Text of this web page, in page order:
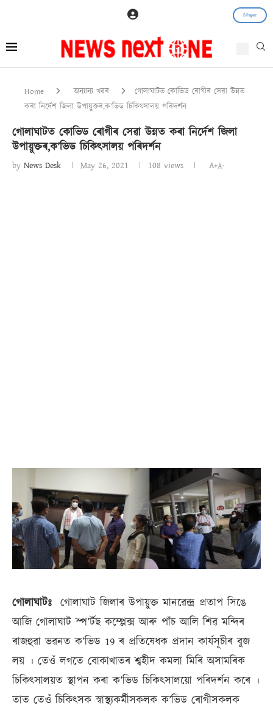
E-Paper
Home অন্যান্য খবৰ
গোলাঘাটত কোভিড ৰোগীৰ সেৱা উন্নত
কৰা নিৰ্দেশ জিলা উপায়ুক্তৰ,ক’ভিড চিকিৎসালয় পৰিদৰ্শন
গোলাঘাটত কোভিড ৰোগীৰ সেৱা উন্নত কৰা নিৰ্দেশ জিলা
উপায়ুক্তৰ,ক’ভিড চিকিৎসালয় পৰিদৰ্শন
by News Desk May 26, 2021 108 views A+A-
গোলাঘাটঃ গোলাঘাট জিলাৰ উপায়ুক্ত মানৱেন্দ্ৰ প্ৰতাপ সিঙে
আজি গোলাঘাট স্প’ৰ্টছ কম্প্লেক্স আৰু পাঁচ আলি শিৱ মন্দিৰ
ৰাজহুৱা ভৱনত ক’ভিড 19 ৰ প্ৰতিষেধক প্ৰদান কাৰ্যসূচীৰ বুজ
লয় । তেওঁ লগতে বোকাখাতৰ শ্বহীদ কমলা মিৰি অসামৰিক
চিকিৎসালয়ত স্থাপন কৰা ক’ভিড চিকিৎসালয়ো পৰিদৰ্শন কৰে ।
তাত তেওঁ চিকিৎসক স্বাস্থ্যকর্মীসকলক ক’ভিড ৰোগীসকলক